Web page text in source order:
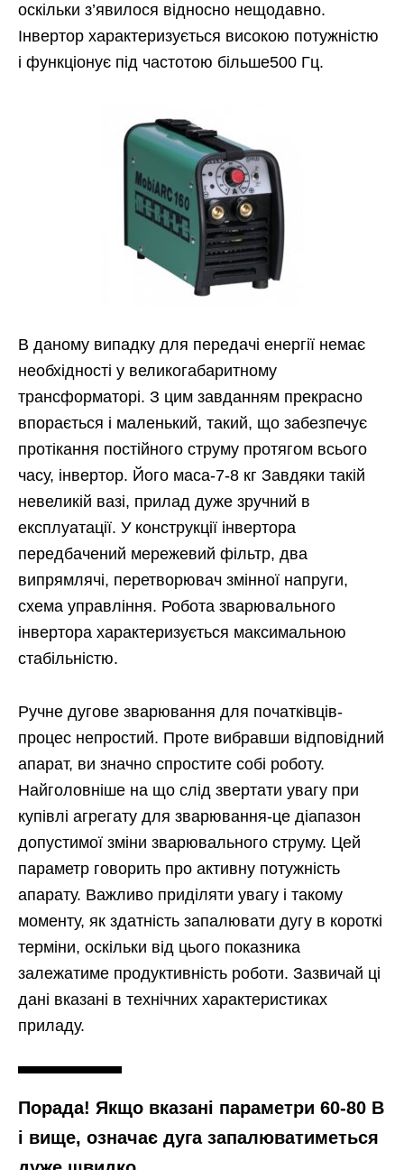
оскільки з’явилося відносно нещодавно.
Інвертор характеризується високою потужністю
і функціонує під частотою більше500 Гц.
В даному випадку для передачі енергії немає
необхідності у великогабаритному
трансформаторі. З цим завданням прекрасно
впорається і маленький, такий, що забезпечує
протікання постійного струму протягом всього
часу, інвертор. Його маса-7-8 кг Завдяки такій
невеликій вазі, прилад дуже зручний в
експлуатації. У конструкції інвертора
передбачений мережевий фільтр, два
випрямлячі, перетворювач змінної напруги,
схема управління. Робота зварювального
інвертора характеризується максимальною
стабільністю.
Ручне дугове зварювання для початківців-
процес непростий. Проте вибравши відповідний
апарат, ви значно спростите собі роботу.
Найголовніше на що слід звертати увагу при
купівлі агрегату для зварювання-це діапазон
допустимої зміни зварювального струму. Цей
параметр говорить про активну потужність
апарату. Важливо приділяти увагу і такому
моменту, як здатність запалювати дугу в короткі
терміни, оскільки від цього показника
залежатиме продуктивність роботи. Зазвичай ці
дані вказані в технічних характеристиках
приладу.
Порада! Якщо вказані параметри 60-80 В
і вище, означає дуга запалюватиметься